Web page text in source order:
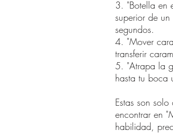
3. "Botella en
superior de
segundos.
4. "Mover
transferir
5. "Atrapa la
hasta tu boca
Estas son
encontrar en
habilidad,